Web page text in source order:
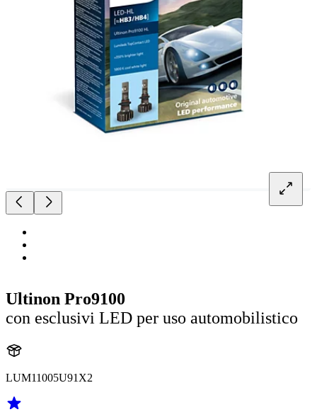
Ultinon Pro9100
con esclusivi LED per uso automobilistico
LUM11005U91X2